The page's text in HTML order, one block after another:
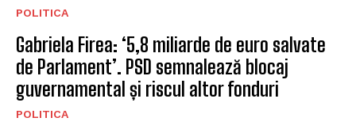
POLITICA
Gabriela Firea: ‘5,8 miliarde de euro salvate
de Parlament’. PSD semnalează blocaj
guvernamental și riscul altor fonduri
POLITICA